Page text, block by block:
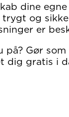
dine
og
er
på? Gør som
dig gratis i